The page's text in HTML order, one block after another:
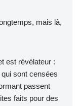
mais là,
est révélateur :
sont censées
passent
faits pour des